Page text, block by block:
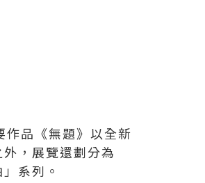
品《無題》以全新
，展覽還劃分為
系列。